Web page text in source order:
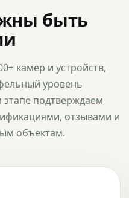
быть
камер и устройств,
уровень
подтверждаем
отзывами и
объектам.